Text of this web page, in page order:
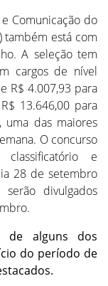
Comunicação do
também está com
A seleção tem
cargos de nível
R$ 4.007,93 para
13.646,00 para
uma das maiores
O concurso
e
28 de setembro
divulgados
de alguns dos
do período de